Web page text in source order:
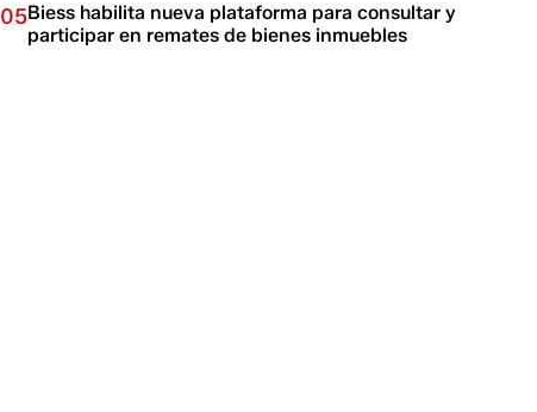
05Biess habilita nueva plataforma para consultar y
participar en remates de bienes inmuebles